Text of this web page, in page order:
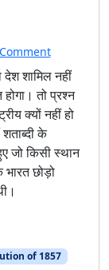
देश शामिल नहीं
तो प्रश्न
क्यों नहीं हो
के
जो किसी स्थान
छोड़ो
of 1857